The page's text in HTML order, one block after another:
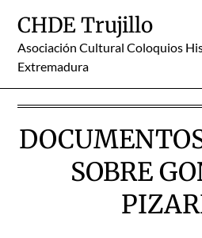
content
CHDE Trujillo
Asociación Cultural Coloquios
Extremadura
SOBRE